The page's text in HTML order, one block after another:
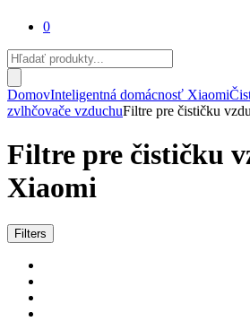
0
Products
search
DomovInteligentná domácnosť Xiaomi
zvlhčovače vzduchuFiltre pre čističku
Filtre pre čističku
Xiaomi
Zoradené
podľa
popularity
Filters